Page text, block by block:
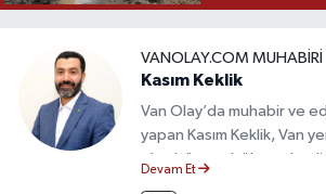
VANOLAY.COM MUHABIRI
Kasım Keklik
Van Olay’da muhabir ve
yapan Kasım Keklik, Van
olmak üzere bölgesel
Devam Et